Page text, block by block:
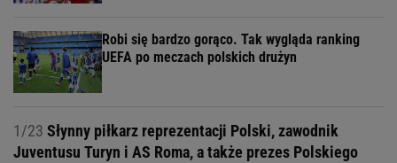
Robi się bardzo gorąco. Tak wygląda ranking
UEFA po meczach polskich drużyn
1/23 Słynny piłkarz reprezentacji Polski, zawodnik
Juventusu Turyn i AS Roma, a także prezes Polskiego